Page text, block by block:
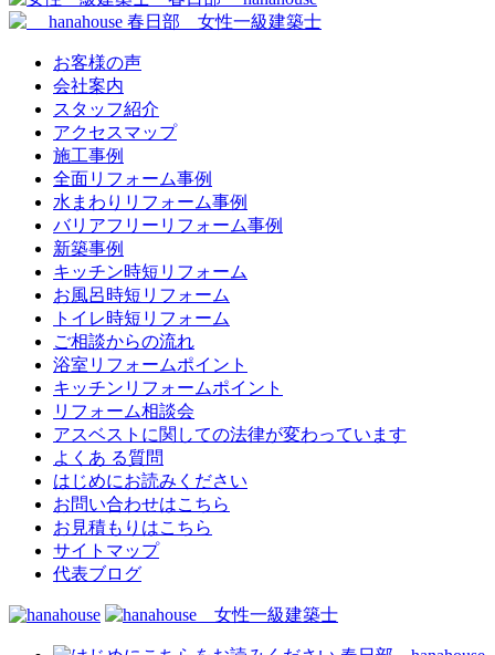
お客様の声
会社案内
スタッフ紹介
アクセスマップ
施工事例
全面リフォーム事例
水まわりリフォーム事例
バリアフリーリフォーム事例
新築事例
キッチン時短リフォーム
お風呂時短リフォーム
トイレ時短リフォーム
ご相談からの流れ
浴室リフォームポイント
キッチンリフォームポイント
リフォーム相談会
アスベストに関しての法律が変わっています
よくあ る質問
はじめにお読みください
お問い合わせはこちら
お見積もりはこちら
サイトマップ
代表ブログ